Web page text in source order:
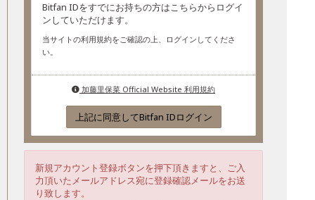
Bitfan IDをすでにお持ちの方はこちらからログイ
ンしていただけます。
当サイトの利用規約をご確認の上、ログインしてくださ
い。
加藤里保菜 Official Website 利用規約
上記に同意してBitfan IDログイン
新規アカウント登録ボタンを押下頂きますと、ご入
力頂いたメールアドレス宛に登録確認メールをお送
り致します。